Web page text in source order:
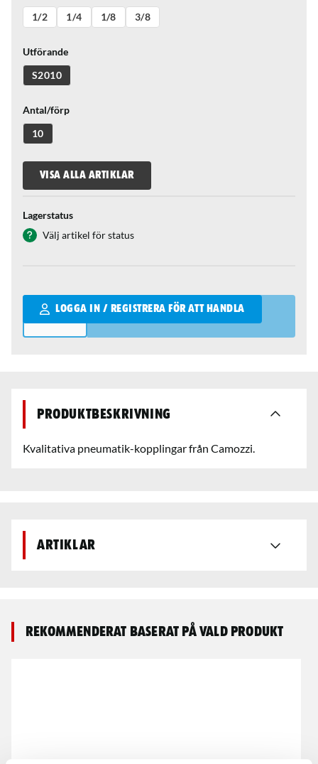
1/2
1/4 1/8 3/8
Utförande
S2010
Antal/förp
10
VISA ALLA ARTIKLAR
Lagerstatus
Välj artikel för status
LOGGA IN / REGISTRERA FÖR ATT HANDLA
Qantity
Produktbeskrivning
Kvalitativa pneumatik-kopplingar från Camozzi.
Artiklar
Rekommenderat baserat på vald produkt